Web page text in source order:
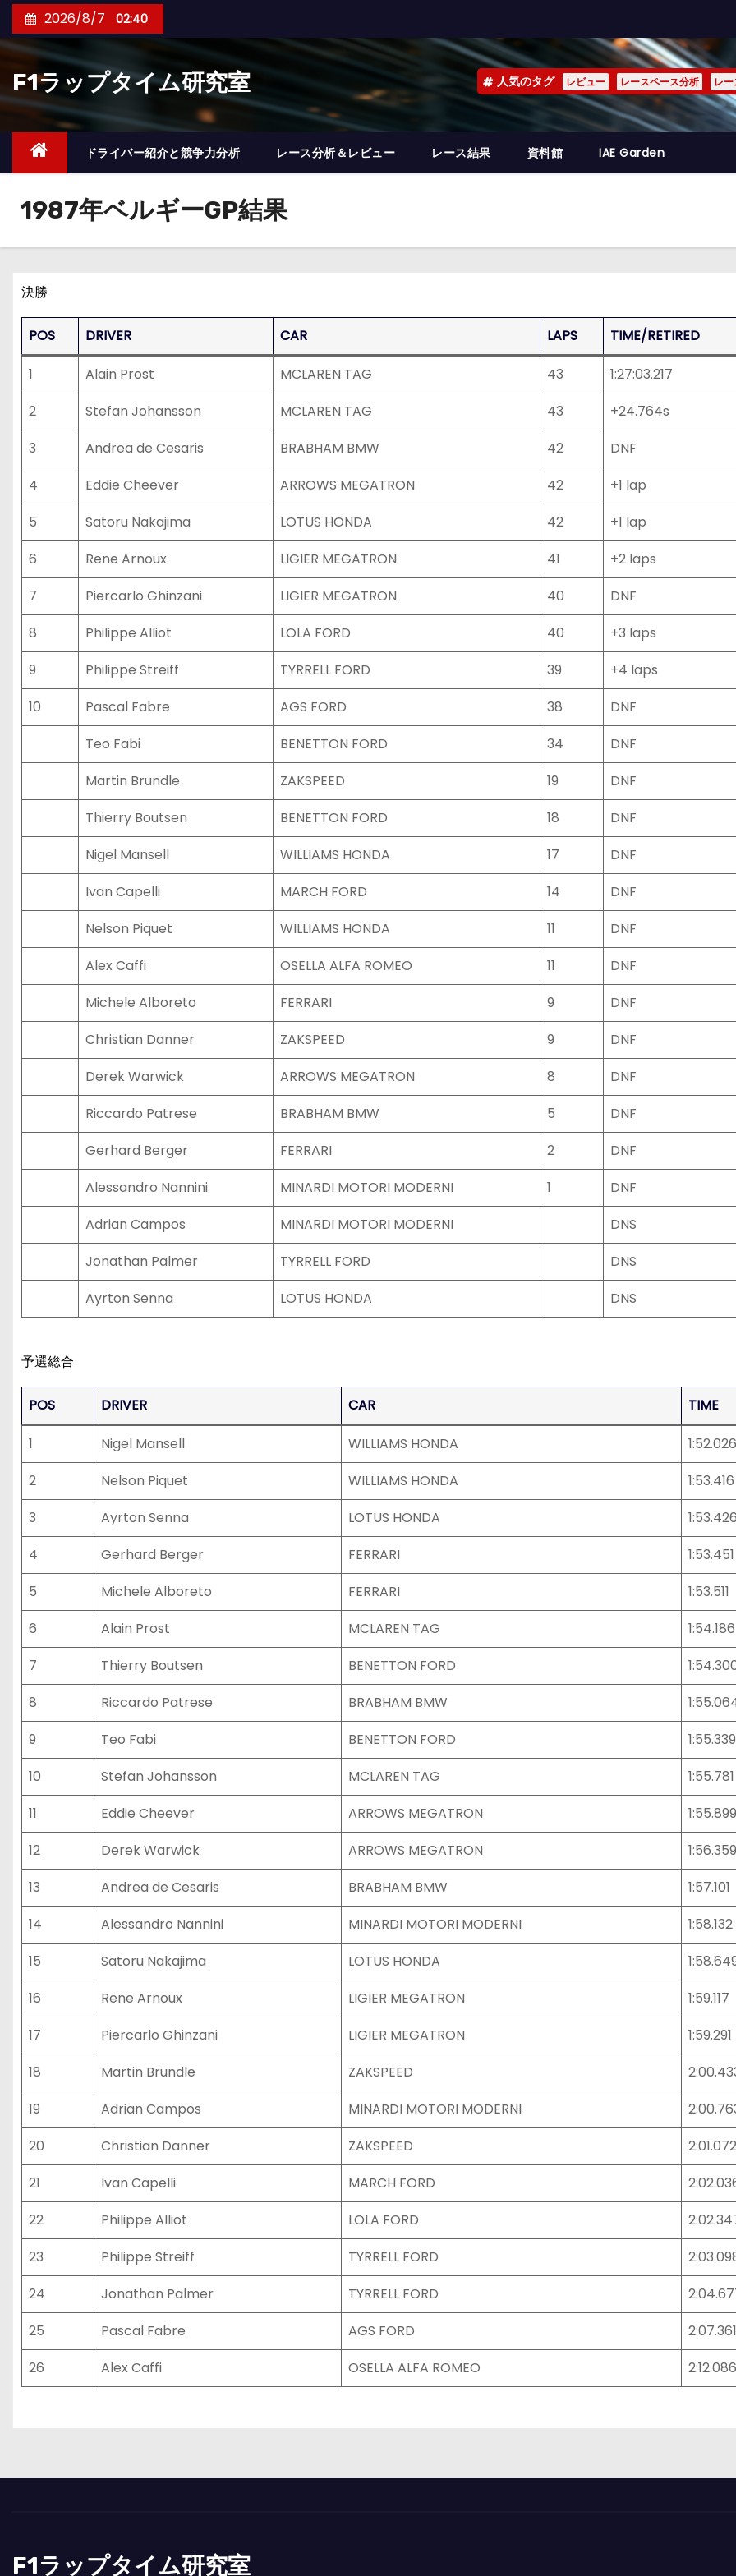
ン
ツ
キ
2026/8/7 02:40
F1ラップタイム研究室 人気のタグ レビュー レースペース分析 レ
ドライバー紹介と競争力分析 レース分析＆レビュー レース結果 資料館 IAE Garden
1987年ベルギーGP結果
決勝
POS DRIVER CAR LAPS TIME/RETIRED
1 Alain Prost MCLAREN TAG 43 1:27:03.217
2
Stefan Johansson MCLAREN TAG 43 +24.764s
3
Andrea de Cesaris BRABHAM BMW 42 DNF
4
Eddie Cheever ARROWS MEGATRON 42 +1 lap
5
Satoru Nakajima LOTUS HONDA 42 +1 lap
6
Rene Arnoux LIGIER MEGATRON 41 +2 laps
7
Piercarlo Ghinzani LIGIER MEGATRON 40 DNF
8
Philippe Alliot LOLA FORD 40 +3 laps
9
Philippe Streiff TYRRELL FORD 39 +4 laps
10
Pascal Fabre AGS FORD 38 DNF
Teo Fabi
BENETTON FORD 34 DNF
Martin Brundle
ZAKSPEED 19 DNF
Thierry Boutsen
BENETTON FORD 18 DNF
Nigel Mansell
WILLIAMS HONDA 17 DNF
Ivan Capelli
MARCH FORD 14 DNF
Nelson Piquet
WILLIAMS HONDA 11 DNF
Alex Caffi
OSELLA ALFA ROMEO 11 DNF
Michele Alboreto
FERRARI 9 DNF
Christian Danner
ZAKSPEED 9 DNF
Derek Warwick
ARROWS MEGATRON 8 DNF
Riccardo Patrese
BRABHAM BMW 5 DNF
Gerhard Berger
FERRARI 2 DNF
Alessandro Nannini
MINARDI MOTORI MODERNI 1 DNF
Adrian Campos
MINARDI MOTORI MODERNI DNS
Jonathan Palmer
TYRRELL FORD DNS
Ayrton Senna
LOTUS HONDA DNS
予選総合
POS DRIVER CAR TIME
1 Nigel Mansell WILLIAMS HONDA
1:52.026
2
Nelson Piquet WILLIAMS HONDA
1:53.416
3
Ayrton Senna LOTUS HONDA
1:53.426
4
Gerhard Berger FERRARI
1:53.451
5
Michele Alboreto FERRARI
1:53.511
6
Alain Prost MCLAREN TAG
1:54.186
7
Thierry Boutsen BENETTON FORD
8
Riccardo Patrese BRABHAM BMW
9
Teo Fabi BENETTON FORD
1:55.339
10
Stefan Johansson MCLAREN TAG
1:55.781
11
Eddie Cheever ARROWS MEGATRON
1:55.899
12
Derek Warwick ARROWS MEGATRON
1:56.359
13
Andrea de Cesaris BRABHAM BMW
1:57.101
14
Alessandro Nannini MINARDI MOTORI MODERNI
1:58.132
15
Satoru Nakajima LOTUS HONDA
16
Rene Arnoux LIGIER MEGATRON
1:59.117
17
Piercarlo Ghinzani LIGIER MEGATRON
1:59.291
18
Martin Brundle ZAKSPEED
19
Adrian Campos MINARDI MOTORI MODERNI
20
Christian Danner ZAKSPEED
2:01.072
21
Ivan Capelli MARCH FORD
22
Philippe Alliot LOLA FORD
23
Philippe Streiff TYRRELL FORD
24
Jonathan Palmer TYRRELL FORD
25
Pascal Fabre AGS FORD
2:07.361
26
Alex Caffi OSELLA ALFA ROMEO 2:12.086
F1ラップタイム研究室